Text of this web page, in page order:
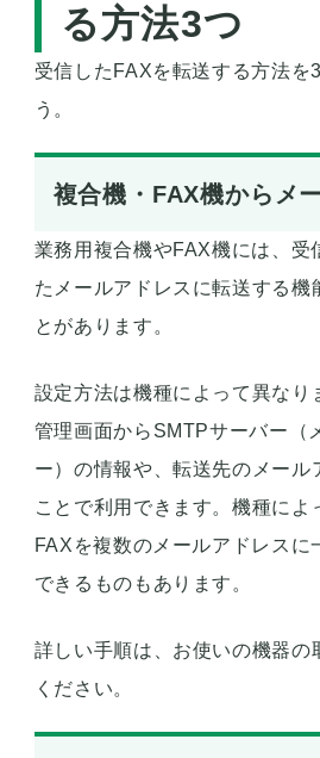
る方法3つ
受信したFAXを転送する方法を
う。
複合機・FAX機からメ
業務用複合機やFAX機には、 受
たメールアドレスに転送する機
とがあります。
設定方法は機種によって異なり
管理画面からSMTPサーバー（
ー）の情報や、転送先のメール
ことで利用できます。機種によ
FAXを複数のメールアドレスに
できるものもあります。
詳しい手順は、お使いの機器の
ください。